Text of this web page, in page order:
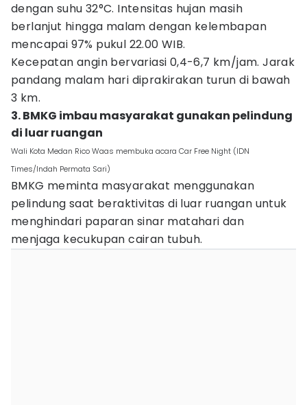
dengan suhu 32°C. Intensitas hujan masih
berlanjut hingga malam dengan kelembapan
mencapai 97% pukul 22.00 WIB.
Kecepatan angin bervariasi 0,4-6,7 km/jam. Jarak
pandang malam hari diprakirakan turun di bawah
3 km.
3. BMKG imbau masyarakat gunakan pelindung
di luar ruangan
Wali Kota Medan Rico Waas membuka acara Car Free Night (IDN
Times/Indah Permata Sari)
BMKG meminta masyarakat menggunakan
pelindung saat beraktivitas di luar ruangan untuk
menghindari paparan sinar matahari dan
menjaga kecukupan cairan tubuh.